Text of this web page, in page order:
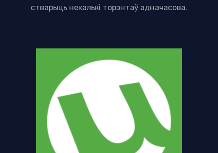
стварыць некалькі торэнтаў адначасова.